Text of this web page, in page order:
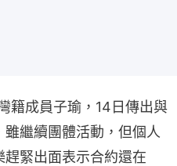
籍成員子瑜，14日傳出與
繼續團體活動，但個人
緊出面表示合約還在